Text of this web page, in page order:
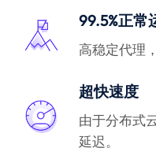
99.5%正常
高稳定代理
超快速度
由于分布式
延迟。